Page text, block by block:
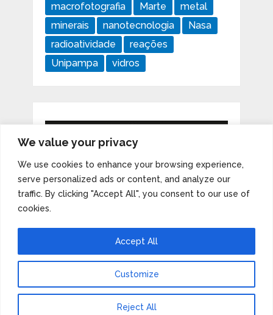
We value your privacy
We use cookies to enhance your browsing experience,
serve personalized ads or content, and analyze our
traffic. By clicking "Accept All", you consent to our use of
cookies.
Customize
Reject All
Accept All
macrofotografia
Marte
metal
minerais
nanotecnologia
Nasa
radioatividade
reações
Unipampa
vidros